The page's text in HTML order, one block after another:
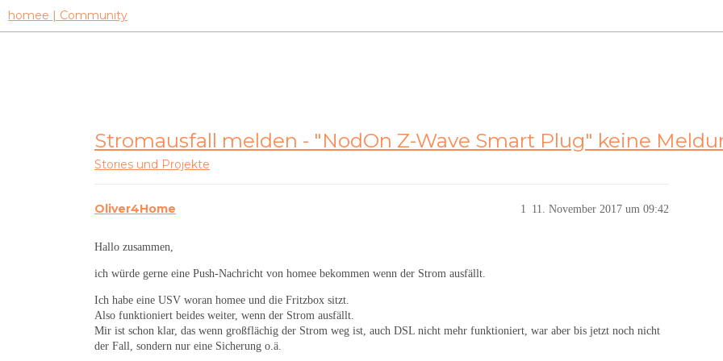
homee | Community
Stromausfall melden - "NodOn Z-Wave Smart Plug" keine
Stories und Projekte
Oliver4Home 11. November 2017 um 09:42
1
Hallo zusammen,
ich würde gerne eine Push-Nachricht von homee bekommen wenn der Strom ausfällt.
Ich habe eine USV woran homee und die Fritzbox sitzt.
Also funktioniert beides weiter, wenn der Strom ausfällt.
Mir ist schon klar, das wenn großflächig der Strom weg ist, auch DSL nicht mehr funktioniert, war aber bis jetzt noch nicht
der Fall, sondern nur eine Sicherung o.ä.